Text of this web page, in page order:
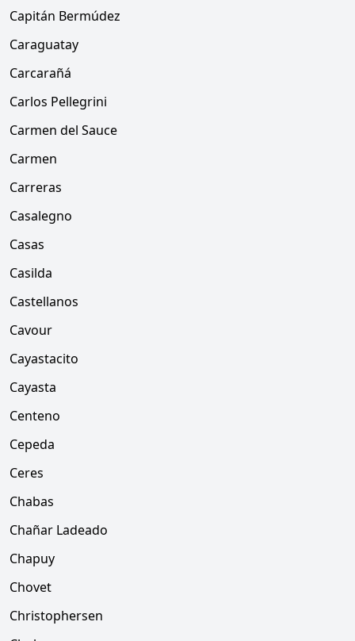
Capitán Bermúdez
Caraguatay
Carcarañá
Carlos Pellegrini
Carmen del Sauce
Carmen
Carreras
Casalegno
Casas
Casilda
Castellanos
Cavour
Cayastacito
Cayasta
Centeno
Cepeda
Ceres
Chabas
Chañar Ladeado
Chapuy
Chovet
Christophersen